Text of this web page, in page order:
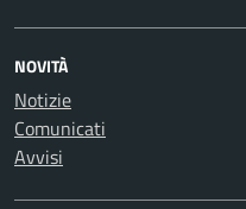
NOVITÀ
Notizie
Comunicati
Avvisi